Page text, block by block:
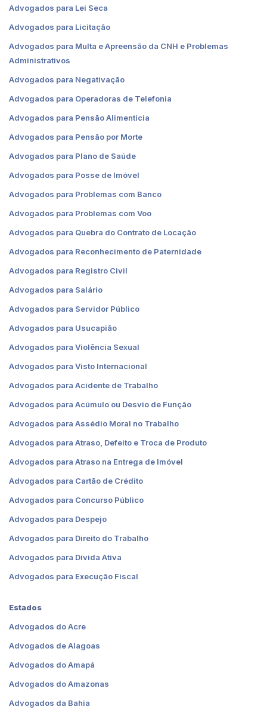
Advogados para Lei Seca
Advogados para Licitação
Advogados para Multa e Apreensão da CNH e Problemas
Administrativos
Advogados para Negativação
Advogados para Operadoras de Telefonia
Advogados para Pensão Alimentícia
Advogados para Pensão por Morte
Advogados para Plano de Saúde
Advogados para Posse de Imóvel
Advogados para Problemas com Banco
Advogados para Problemas com Voo
Advogados para Quebra do Contrato de Locação
Advogados para Reconhecimento de Paternidade
Advogados para Registro Civil
Advogados para Salário
Advogados para Servidor Público
Advogados para Usucapião
Advogados para Violência Sexual
Advogados para Visto Internacional
Advogados para Acidente de Trabalho
Advogados para Acúmulo ou Desvio de Função
Advogados para Assédio Moral no Trabalho
Advogados para Atraso, Defeito e Troca de Produto
Advogados para Atraso na Entrega de Imóvel
Advogados para Cartão de Crédito
Advogados para Concurso Público
Advogados para Despejo
Advogados para Direito do Trabalho
Advogados para Dívida Ativa
Advogados para Execução Fiscal
Estados
Advogados do Acre
Advogados de Alagoas
Advogados do Amapá
Advogados do Amazonas
Advogados da Bahia